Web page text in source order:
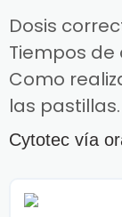
Dosis
Tiempos
Como
las pastillas.
Cytotec vía